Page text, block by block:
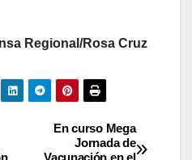
Regional/Rosa Cruz
En curso Mega
Jornada de
Vacunación en el